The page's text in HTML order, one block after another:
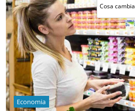
Economia
Cosa cambia